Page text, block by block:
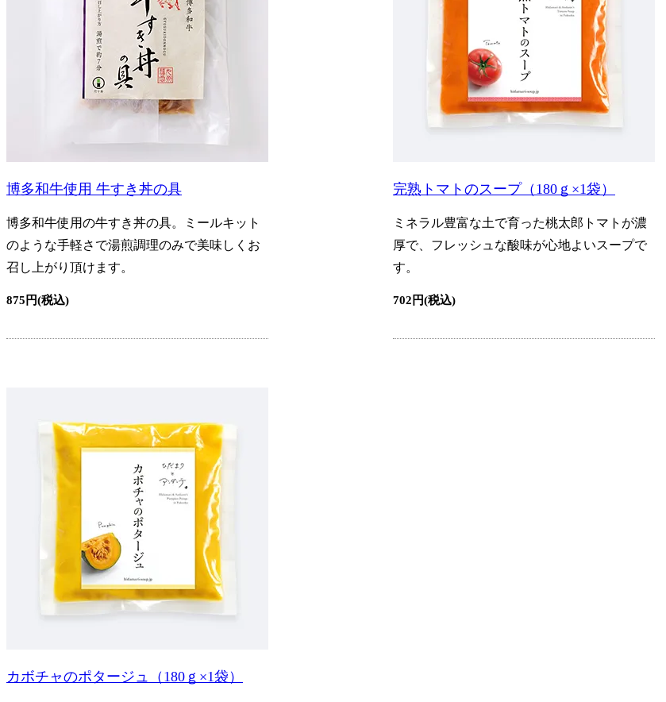
博多和牛使用 牛すき丼の具
博多和牛使用の牛すき丼の具。ミールキット
のような手軽さで湯煎調理のみで美味しくお
召し上がり頂けます。
875円(税込)
完熟トマトのスープ（180ｇ×1袋）
ミネラル豊富な土で育った桃太郎トマトが濃
厚で、フレッシュな酸味が心地よいスープで
す。
702円(税込)
カボチャのポタージュ（180ｇ×1袋）